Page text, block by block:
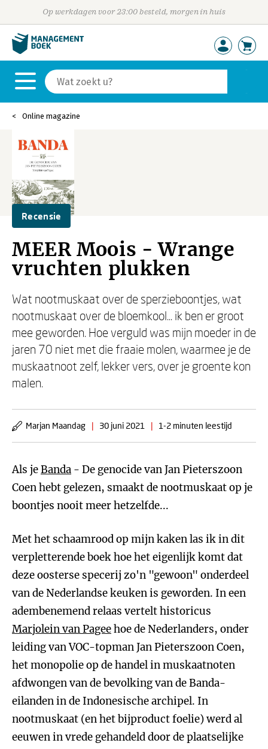
Op werkdagen voor 23:00 besteld, morgen in huis
Online magazine
Recensie
MEER Moois - Wrange
vruchten plukken
Wat nootmuskaat over de sperzieboontjes, wat
nootmuskaat over de bloemkool... ik ben er groot
mee geworden. Hoe verguld was mijn moeder in de
jaren 70 niet met die fraaie molen, waarmee je de
muskaatnoot zelf, lekker vers, over je groente kon
malen.
Marjan Maandag | 30 juni 2021 | 1-2 minuten leestijd
Als jeBanda - De genocide van Jan Pieterszoon
Coen hebt gelezen, smaakt de nootmuskaat op je
boontjes nooit meer hetzelfde...
Met het schaamrood op mijn kaken las ik in dit
verpletterende boek hoe het eigenlijk komt dat
deze oosterse specerij zo'n "gewoon" onderdeel
van de Nederlandse keuken is geworden. In een
adembenemend relaas vertelt historicus
Marjolein van Pageehoe de Nederlanders, onder
leiding van VOC-topman Jan Pieterszoon Coen,
het monopolie op de handel in muskaatnoten
afdwongen van de bevolking van de Banda-
eilanden in de Indonesische archipel. In
nootmuskaat (en het bijproduct foelie) werd al
eeuwen in vrede gehandeld door de plaatselijke